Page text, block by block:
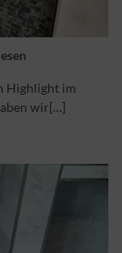
Highlight im
wir[…]